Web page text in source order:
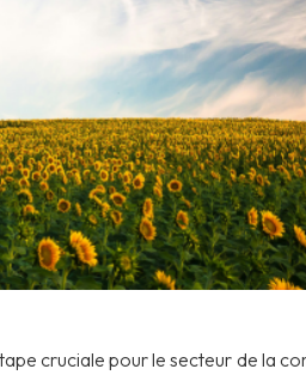
cruciale pour le secteur de la